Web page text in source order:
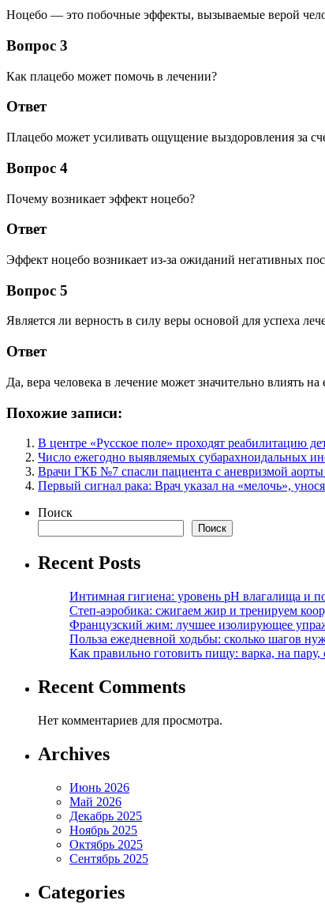
Ноцебо — это побочные эффекты, вызываемые верой
Вопрос 3
Как плацебо может помочь в лечении?
Ответ
Плацебо может усиливать ощущение выздоровления за
Вопрос 4
Почему возникает эффект ноцебо?
Ответ
Эффект ноцебо возникает из-за ожиданий негативных
Вопрос 5
Является ли верность в силу веры основой для успеха
Ответ
Да, вера человека в лечение может значительно влиять
Похожие записи:
В центре «Русское поле» проходят реабилитацию
Число ежегодно выявляемых субарахноидальных
Врачи ГКБ №7 спасли пациента с аневризмой
Первый сигнал рака: Врач указал на «мелочь»,
Поиск
Поиск
Recent Posts
Интимная гигиена: уровень pH влагалища и
Степ-аэробика: сжигаем жир и тренируем
Французский жим: лучшее изолирующее
Польза ежедневной ходьбы: сколько шагов
Как правильно готовить пищу: варка, на
Recent Comments
Нет комментариев для просмотра.
Archives
Июнь 2026
Май 2026
Декабрь 2025
Ноябрь 2025
Октябрь 2025
Сентябрь 2025
Categories